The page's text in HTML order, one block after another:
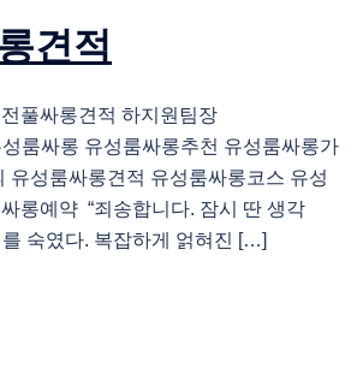
견적
풀싸롱견적 하지원팀장
룸싸롱 유성룸싸롱추천 유성룸싸롱가
유성룸싸롱견적 유성룸싸롱코스 유성
롱예약 “죄송합니다. 잠시 딴 생각
숙였다. 복잡하게 얽혀진 […]